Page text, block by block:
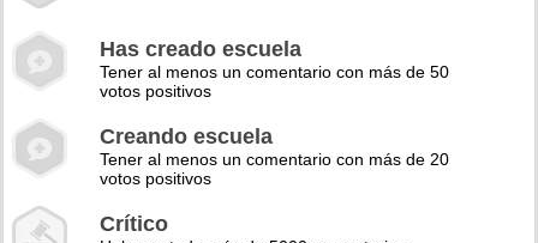
Has creado escuela
Tener al menos un comentario con más de 50
votos positivos
Creando escuela
Tener al menos un comentario con más de 20
votos positivos
Crítico